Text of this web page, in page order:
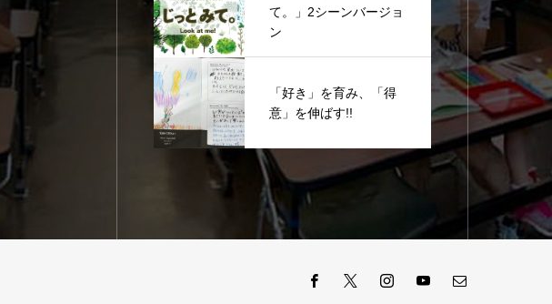
て。」2シーンバージョ
ン
「好き」を育み、「得
意」を伸ばす!!